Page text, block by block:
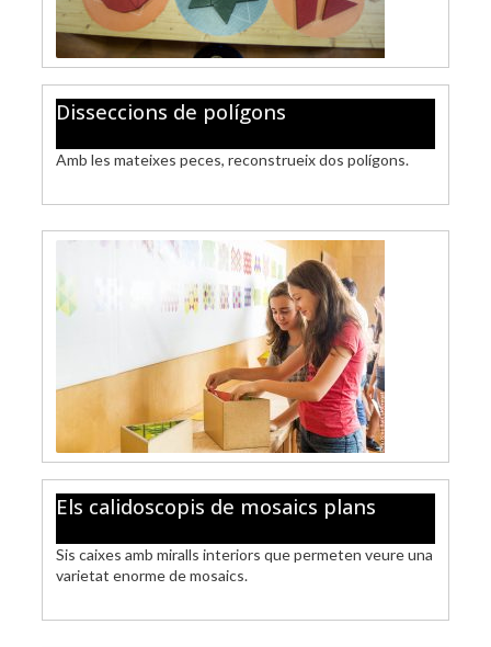
Disseccions de polígons
Amb les mateixes peces, reconstrueix dos polígons.
Els calidoscopis de mosaics plans
Sis caixes amb miralls interiors que permeten veure una
varietat enorme de mosaics.